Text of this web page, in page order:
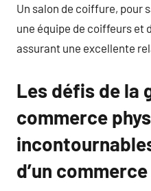
Un salon de coiffure, pour
une équipe de coiffeurs et
assurant une excellente
Les défis de la
commerce
d’un